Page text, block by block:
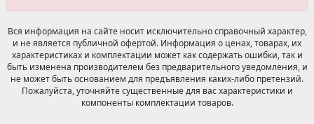
Вся информация на сайте носит исключительно справочный характер,
и не является публичной офертой. Информация о ценах, товарах, их
характеристиках и комплектации может как содержать ошибки, так и
быть изменена производителем без предварительного уведомления, и
не может быть основанием для предъявления каких-либо претензий.
Пожалуйста, уточняйте существенные для вас характеристики и
компоненты комплектации товаров.